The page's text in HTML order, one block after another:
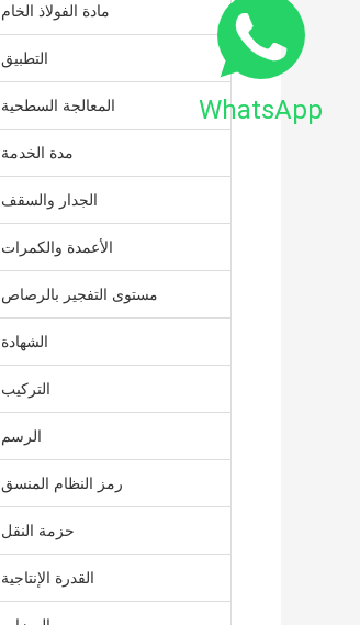
مادة الفولاذ الخام
التطبيق
المعالجة السطحية
مدة الخدمة
الجدار والسقف
الأعمدة والكمرات
مستوى التفجير بالرصاص
الشهادة
التركيب
الرسم
رمز النظام المنسق
حزمة النقل
القدرة الإنتاجية
WhatsApp